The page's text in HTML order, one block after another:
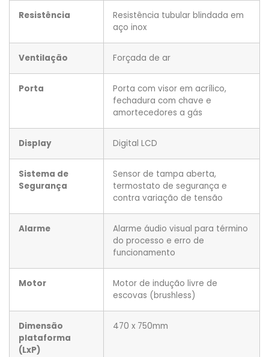
Resistência
Resistência tubular blindada em
aço inox
Ventilação Forçada de ar
Porta
Porta com visor em acrílico,
fechadura com chave e
amortecedores a gás
Display Digital LCD
Sistema de
Segurança
Sensor de tampa aberta,
termostato de segurança e
contra variação de tensão
Alarme
Alarme áudio visual para término
do processo e erro de
funcionamento
Motor
Motor de indução livre de
escovas (brushless)
Dimensão
plataforma
(LxP)
470 x 750mm